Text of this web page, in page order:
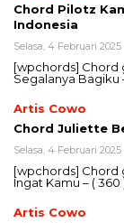
Chord Pilotz
Indonesia
Selasa, 4 Februari 2025
[wpchords] Chord
Segalanya Bagiku
Artis Cowo
Chord Juliette
Selasa, 4 Februari 2025
[wpchords] Chord
Ingat Kamu – ( 360
Artis Cowo